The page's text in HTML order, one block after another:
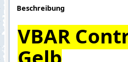
Beschreibung
VBAR